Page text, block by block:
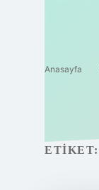
Anasayfa
ETIKET: